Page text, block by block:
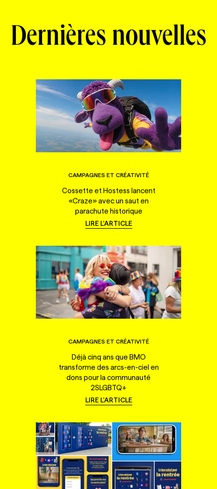
Dernières nouvelles
CAMPAGNES ET CRÉATIVITÉ
Cossette et Hostess lancent
«Craze» avec un saut en
parachute historique
LIRE L'ARTICLE
CAMPAGNES ET CRÉATIVITÉ
Déjà cinq ans que BMO
transforme des arcs-en-ciel en
dons pour la communauté
2SLGBTQ+
LIRE L'ARTICLE